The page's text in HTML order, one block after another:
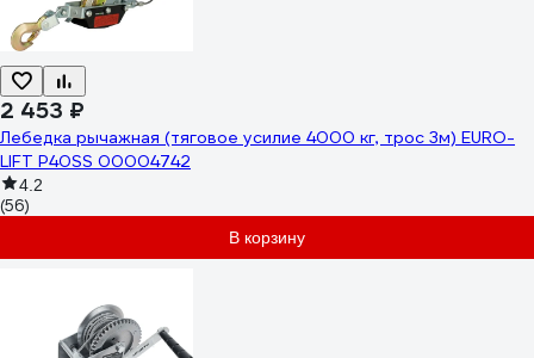
2 453 ₽
Лебедка рычажная (тяговое усилие 4000 кг, трос 3м) EURO-
LIFT P40SS 00004742
4.2
(56)
В корзину